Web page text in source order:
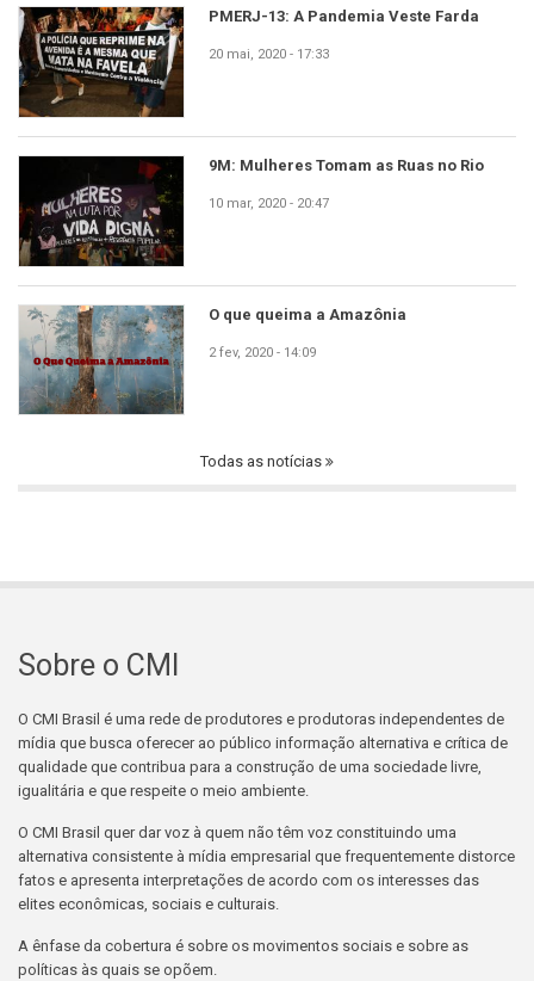
PMERJ-13: A Pandemia Veste Farda
20 mai, 2020 - 17:33
9M: Mulheres Tomam as Ruas no Rio
10 mar, 2020 - 20:47
O que queima a Amazônia
2 fev, 2020 - 14:09
Todas as notícias
Sobre o CMI
O CMI Brasil é uma rede de produtores e produtoras independentes de
mídia que busca oferecer ao público informação alternativa e crítica de
qualidade que contribua para a construção de uma sociedade livre,
igualitária e que respeite o meio ambiente.
O CMI Brasil quer dar voz à quem não têm voz constituindo uma
alternativa consistente à mídia empresarial que frequentemente distorce
fatos e apresenta interpretações de acordo com os interesses das
elites econômicas, sociais e culturais.
A ênfase da cobertura é sobre os movimentos sociais e sobre as
políticas às quais se opõem.